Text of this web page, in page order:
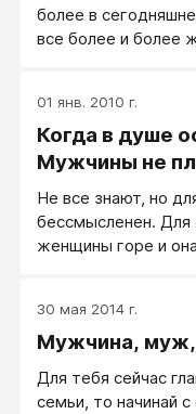
более в
все более и более
01 янв. 2010 г.
Когда в душе
Мужчины не
Не все знают, но
бессмысленен.
женщины горе и
так, их горе и их
Мужчины не плачут,
мужчинами, то
30 мая 2014 г.
Мужчина, муж,
Для тебя сейчас
семьи, то начинай